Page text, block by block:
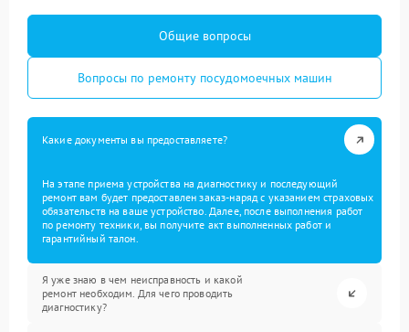
Общие вопросы
Вопросы по ремонту посудомоечных машин
Какие документы вы предоставляете?
На этапе приема устройства на диагностику и последующий
ремонт вам будет предоставлен заказ-наряд с указанием страховых
обязательств на ваше устройство. Далее, после выполнения работ
по ремонту техники, вы получите акт выполненных работ и
гарантийный талон.
Я уже знаю в чем неисправность и какой
ремонт необходим. Для чего проводить
диагностику?